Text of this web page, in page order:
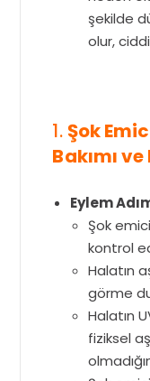
şekilde
olur,
1. Şok
Bakımı
Eylem
Şok
kontrol
Halatın
görme
Halatın
fiziksel